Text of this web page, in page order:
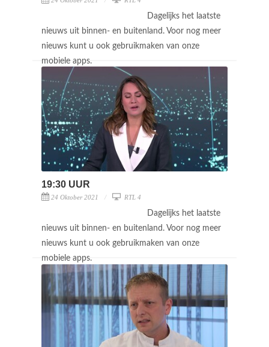
Dagelijks het laatste
nieuws uit binnen- en buitenland. Voor nog meer
nieuws kunt u ook gebruikmaken van onze
mobiele apps.
19:30 UUR
24 Oktober 2021 RTL 4
Dagelijks het laatste
nieuws uit binnen- en buitenland. Voor nog meer
nieuws kunt u ook gebruikmaken van onze
mobiele apps.